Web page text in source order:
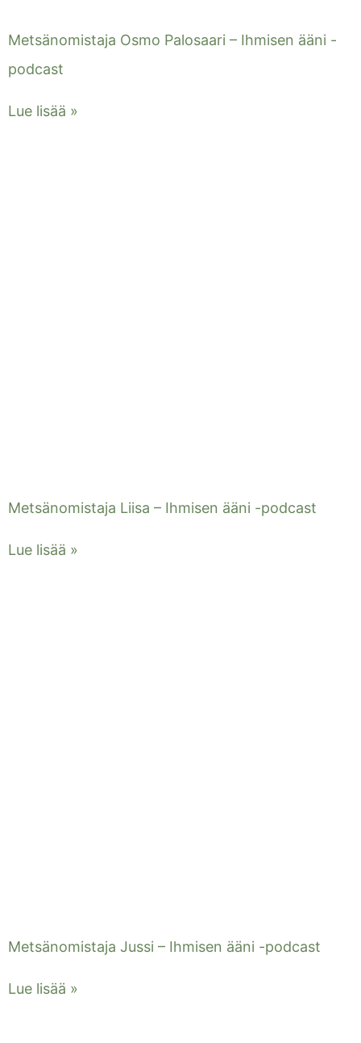
Metsänomistaja Osmo Palosaari – Ihmisen ääni -
podcast
Lue lisää »
Metsänomistaja Liisa – Ihmisen ääni -podcast
Lue lisää »
Metsänomistaja Jussi – Ihmisen ääni -podcast
Lue lisää »